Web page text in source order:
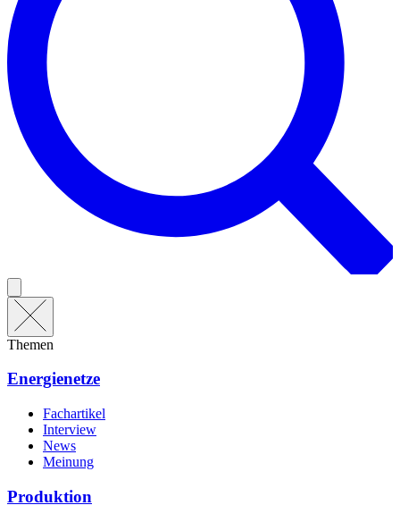
Themen
Energienetze
Fachartikel
Interview
News
Meinung
Produktion